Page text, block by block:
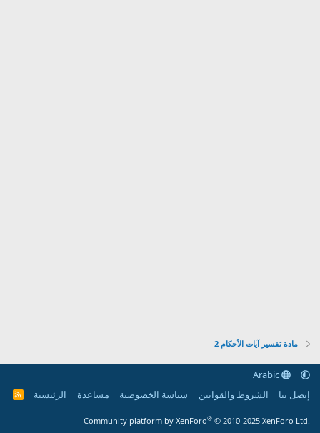
مادة تفسير آيات الأحكام 2
Arabic
إتصل بنا
الشروط والقوانين سياسة الخصوصية مساعدة الرئيسية
R
Community platform by XenForo® © 2010-2025 XenForo Ltd.